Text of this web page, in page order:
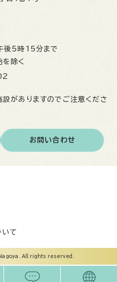
後5時15分まで
を除く
がありますのでご注意くださ
お問い合わせ
いて
All rights reserved.